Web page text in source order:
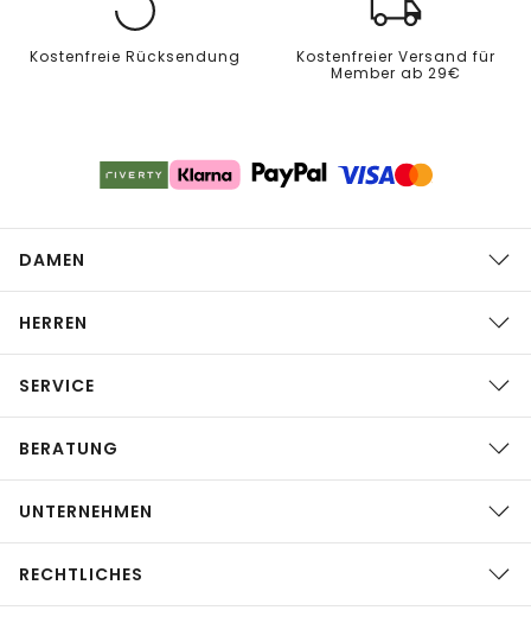
Kostenfreie Rücksendung
Kostenfreier Versand für
Member ab 29€
DAMEN
HERREN
SERVICE
BERATUNG
UNTERNEHMEN
RECHTLICHES